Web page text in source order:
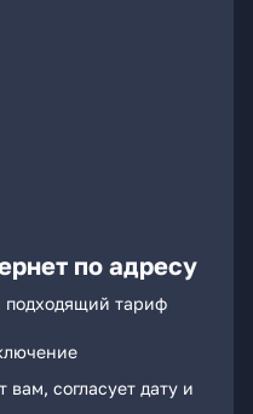
по адресу
подходящий тариф
вам, согласует дату и